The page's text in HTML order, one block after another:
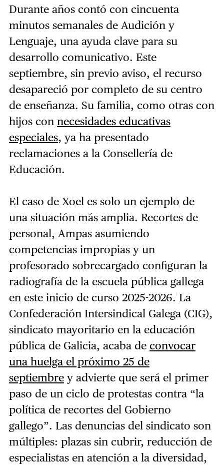
Durante años contó con cincuenta
minutos semanales de Audición y
Lenguaje, una ayuda clave para su
desarrollo comunicativo. Este
septiembre, sin previo aviso, el recurso
desapareció por completo de su centro
de enseñanza. Su familia, como otras con
hijos con necesidades educativas
especiales, ya ha presentado
reclamaciones a la Consellería de
Educación.
El caso de Xoel es solo un ejemplo de
una situación más amplia. Recortes de
personal, Ampas asumiendo
competencias impropias y un
profesorado sobrecargado configuran la
radiografía de la escuela pública gallega
en este inicio de curso 2025-2026. La
Confederación Intersindical Galega (CIG),
sindicato mayoritario en la educación
pública de Galicia, acaba de convocar
una huelga el próximo 25 de
septiembrey advierte que será el primer
paso de un ciclo de protestas contra “la
política de recortes del Gobierno
gallego”. Las denuncias del sindicato son
múltiples: plazas sin cubrir, reducción de
especialistas en atención a la diversidad,